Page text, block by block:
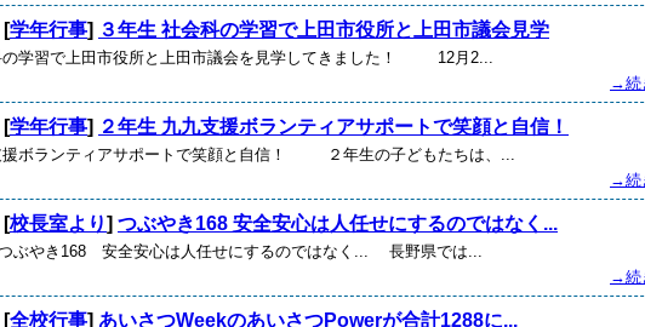
[学年行事] ３年生 社会科の学習で上田市役所と上田市議会見学
の学習で上田市役所と上田市議会を見学してきました！ 12月2...
→続
[学年行事] ２年生 九九支援ボランティアサポートで笑顔と自信！
援ボランティアサポートで笑顔と自信！ ２年生の子どもたちは、...
→続
[校長室より] つぶやき168 安全安心は人任せにするのではなく...
ぶやき168 安全安心は人任せにするのではなく... 長野県では...
→続
[全校行事] あいさつWeekのあいさつPowerが合計1288に...